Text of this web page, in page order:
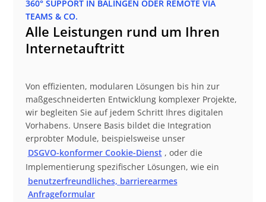
360° SUPPORT IN BALINGEN ODER REMOTE VIA
TEAMS & CO.
Alle Leistungen rund um Ihren
Internetauftritt
Von effizienten, modularen Lösungen bis hin zur
maßgeschneiderten Entwicklung komplexer Projekte,
wir begleiten Sie auf jedem Schritt Ihres digitalen
Vorhabens. Unsere Basis bildet die Integration
erprobter Module, beispielsweise unser
DSGVO-konformer Cookie-Dienst , oder die
Implementierung spezifischer Lösungen, wie ein
benutzerfreundliches, barrierearmes
Anfrageformular